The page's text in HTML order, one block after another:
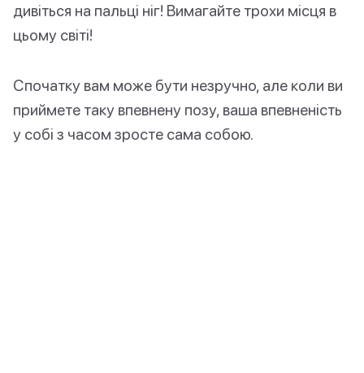
дивіться на пальці ніг! Вимагайте трохи місця в
цьому світі!
Спочатку вам може бути незручно, але коли ви
приймете таку впевнену позу, ваша впевненість
у собі з часом зросте сама собою.